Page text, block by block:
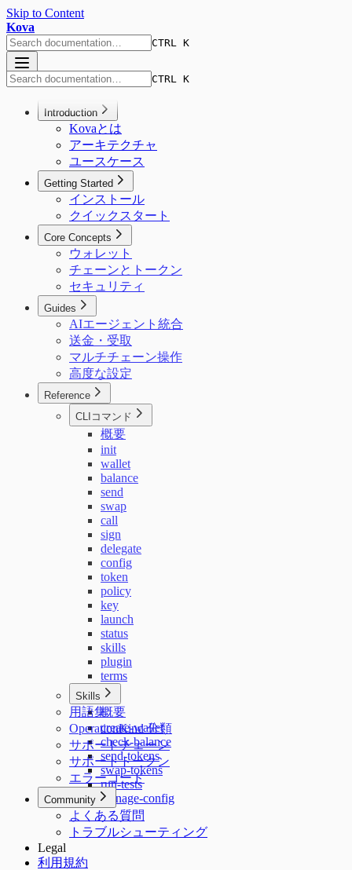
Skip to Content
Kova
CTRL K
CTRL K
Introduction
Kovaとは
アーキテクチャ
ユースケース
Getting Started
インストール
クイックスタート
Core Concepts
ウォレット
チェーンとトークン
セキュリティ
Guides
AIエージェント統合
送金・受取
マルチチェーン操作
高度な設定
Reference
CLIコマンド
概要
init
wallet
balance
send
swap
call
sign
delegate
config
token
policy
key
launch
status
skills
plugin
terms
Skills
概要
create-wallet
check-balance
send-tokens
swap-tokens
run-tests
manage-config
用語集
OperationKind 分類
サポートチェーン
サポートトークン
エラーコード
Community
よくある質問
トラブルシューティング
Legal
利用規約